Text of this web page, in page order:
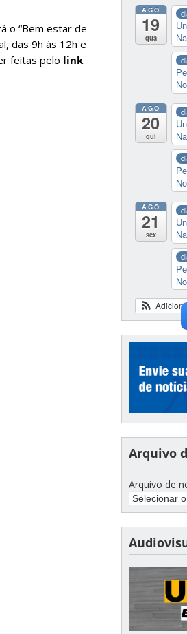
o “Bem estar de
das 9h às 12h e
feitas pelo link.
AGO
19
qua
AGO
20
qui
AGO
21
sex
Arquivo
Arquivo de